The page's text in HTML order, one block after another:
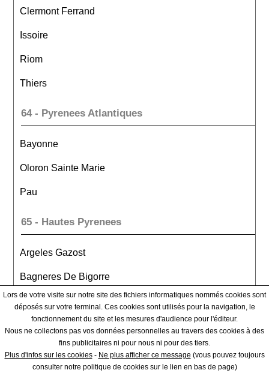
Clermont Ferrand
Issoire
Riom
Thiers
64 - Pyrenees Atlantiques
Bayonne
Oloron Sainte Marie
Pau
65 - Hautes Pyrenees
Argeles Gazost
Bagneres De Bigorre
Tarbes
66 - Pyrenees Orientales
Ceret
Lors de votre visite sur notre site des fichiers informatiques nommés cookies sont
déposés sur votre terminal. Ces cookies sont utilisés pour la navigation, le
fonctionnement du site et les mesures d'audience pour l'éditeur.
Nous ne collectons pas vos données personnelles au travers des cookies à des
fins publicitaires ni pour nous ni pour des tiers.
Plus d'infos sur les cookies- Ne plus afficher ce message (vous pouvez toujours
consulter notre politique de cookies sur le lien en bas de page)